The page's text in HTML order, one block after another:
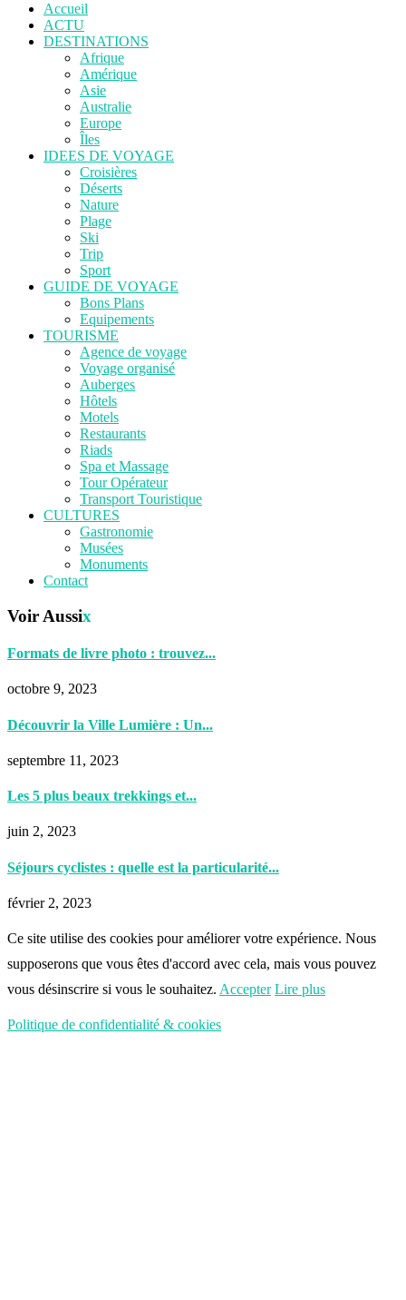
Accueil
ACTU
DESTINATIONS
Afrique
Amérique
Asie
Australie
Europe
Îles
IDEES DE VOYAGE
Croisières
Déserts
Nature
Plage
Ski
Trip
Sport
GUIDE DE VOYAGE
Bons Plans
Equipements
TOURISME
Agence de voyage
Voyage organisé
Auberges
Hôtels
Motels
Restaurants
Riads
Spa et Massage
Tour Opérateur
Transport Touristique
CULTURES
Gastronomie
Musées
Monuments
Contact
Voir Aussix
Formats de livre photo : trouvez...
octobre 9, 2023
Découvrir la Ville Lumière : Un...
septembre 11, 2023
Les 5 plus beaux trekkings et...
juin 2, 2023
Séjours cyclistes : quelle est la particularité...
février 2, 2023
Ce site utilise des cookies pour améliorer votre expérience. Nous
supposerons que vous êtes d'accord avec cela, mais vous pouvez
vous désinscrire si vous le souhaitez. Accepter Lire plus
Politique de confidentialité & cookies